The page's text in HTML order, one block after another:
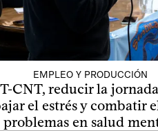
EMPLEO Y PRODUCCIÓN
CNT, reducir la
el estrés y combatir
problemas en salud